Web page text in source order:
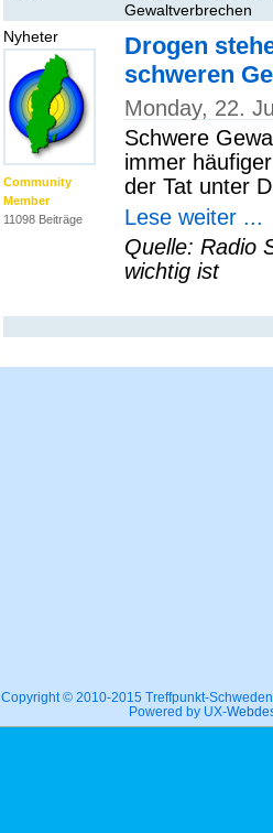
Gewaltverbrechen
Nyheter
Community
Member
11098 Beiträge
Drogen
schweren
Monday, 22.
Schwere
immer
der Tat unter
Lese weiter ...
Quelle: Radio
wichtig ist
Copyright © 2010-2015 Treffpunkt-
Powered by UX-